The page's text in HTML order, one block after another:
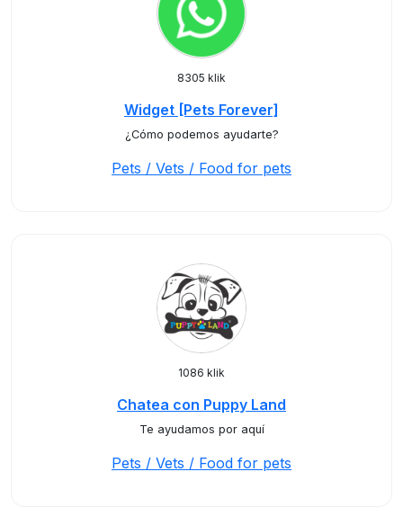
8305 klik
Widget [Pets Forever]
¿Cómo podemos ayudarte?
Pets / Vets / Food for pets
1086 klik
Chatea con Puppy Land
Te ayudamos por aquí
Pets / Vets / Food for pets